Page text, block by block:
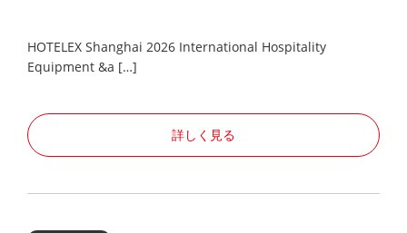
HOTELEX Shanghai 2026 International Hospitality
Equipment &a […]
詳しく見る